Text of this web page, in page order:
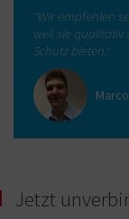
"Wir empfehlen
weil sie
Schutz bieten."
Jetzt